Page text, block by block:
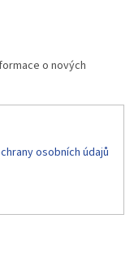
o nových
osobních údajů